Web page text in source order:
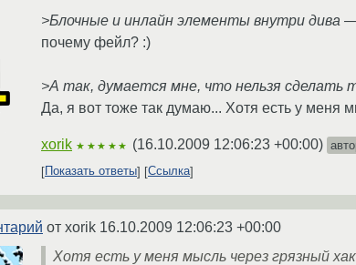
>Блочные и инлайн элементы внутри дива
почему фейл? :)
>А так, думается мне, что нельзя сделать
Да, я вот тоже так думаю... Хотя есть у меня
xorik ★★★★★ (16.10.2009 12:06:23 +00:00)
Показать ответы
Ссылка
от xorik 16.10.2009 12:06:23 +00:00
Хотя есть у меня мысль через грязный